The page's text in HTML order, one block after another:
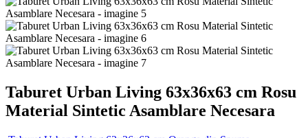
Taburet Urban Living 63x36x63 cm Rosu
Material Sintetic Asamblare Necesara